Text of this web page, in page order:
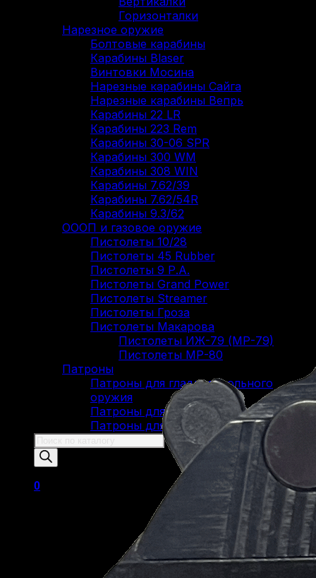
Горизонталки
Нарезное оружие
Болтовые карабины
Карабины Blaser
Винтовки Мосина
Нарезные карабины Сайга
Нарезные карабины Вепрь
Карабины 22 LR
Карабины 223 Rem
Карабины 30-06 SPR
Карабины 300 WM
Карабины 308 WIN
Карабины 7.62/39
Карабины 7.62/54R
Карабины 9.3/62
ОООП и газовое оружие
Пистолеты 10/28
Пистолеты 45 Rubber
Пистолеты 9 Р.А.
Пистолеты Grand Power
Пистолеты Streamer
Пистолеты Гроза
Пистолеты Макарова
Пистолеты ИЖ-79 (МР-79)
Пистолеты МР-80
Патроны
Патроны для гладкоствольного
оружия
Патроны для нарезного оружия
Патроны для ОООП
Поиск
товаров
0
Корзина пуста.